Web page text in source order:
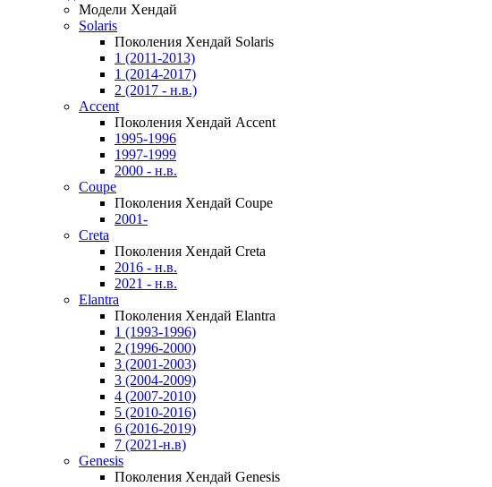
Модели Хендай
Solaris
Поколения Хендай Solaris
1 (2011-2013)
1 (2014-2017)
2 (2017 - н.в.)
Accent
Поколения Хендай Accent
1995-1996
1997-1999
2000 - н.в.
Coupe
Поколения Хендай Coupe
2001-
Creta
Поколения Хендай Creta
2016 - н.в.
2021 - н.в.
Elantra
Поколения Хендай Elantra
1 (1993-1996)
2 (1996-2000)
3 (2001-2003)
3 (2004-2009)
4 (2007-2010)
5 (2010-2016)
6 (2016-2019)
7 (2021-н.в)
Genesis
Поколения Хендай Genesis